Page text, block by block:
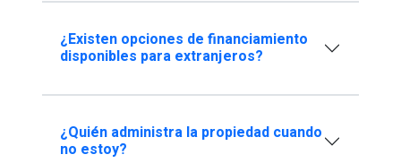
¿Existen opciones de financiamiento
disponibles para extranjeros?
¿Quién administra la propiedad cuando
no estoy?